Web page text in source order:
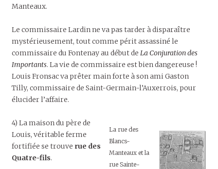
Manteaux.
Le commissaire Lardin ne va pas tarder à disparaître
mystérieusement, tout comme périt assassiné le
commissaire du Fontenay au début de La Conjuration des
Importants. La vie de commissaire est bien dangereuse !
Louis Fronsac va prêter main forte à son ami Gaston
Tilly, commissaire de Saint-Germain-l’Auxerrois, pour
élucider l’affaire.
La rue des
Blancs-
Manteaux et la
rue Sainte-
4) La maison du père de
Louis, véritable ferme
fortifiée se trouve rue des
Quatre-fils.